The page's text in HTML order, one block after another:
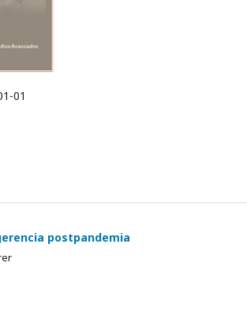
01
postpandemia